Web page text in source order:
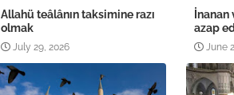
Allahü teâlânın taksimine razı
olmak
July 29, 2026
azap
June